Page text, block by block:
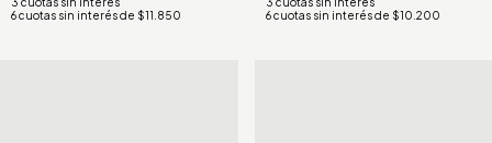
6cuotas sin interés de $11.850 6 cuotas sin interés de $10.200